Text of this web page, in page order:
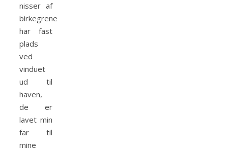
nisser af
birkegrene
har fast
plads
ved
vinduet
ud til
haven,
de er
lavet min
far til
mine